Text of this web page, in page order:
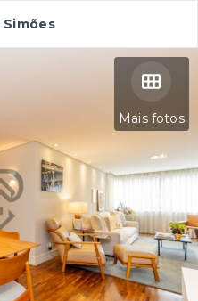
Mais fotos